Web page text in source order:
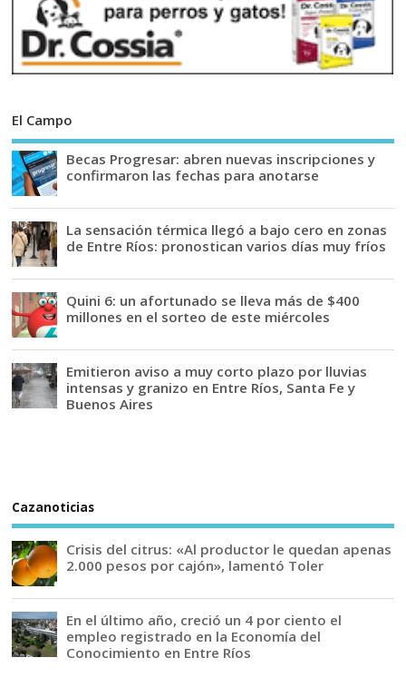
El Campo
Becas Progresar: abren nuevas inscripciones y
confirmaron las fechas para anotarse
La sensación térmica llegó a bajo cero en zonas
de Entre Ríos: pronostican varios días muy fríos
Quini 6: un afortunado se lleva más de $400
millones en el sorteo de este miércoles
Emitieron aviso a muy corto plazo por lluvias
intensas y granizo en Entre Ríos, Santa Fe y
Buenos Aires
Cazanoticias
Crisis del citrus: «Al productor le quedan apenas
2.000 pesos por cajón», lamentó Toler
En el último año, creció un 4 por ciento el
empleo registrado en la Economía del
Conocimiento en Entre Ríos